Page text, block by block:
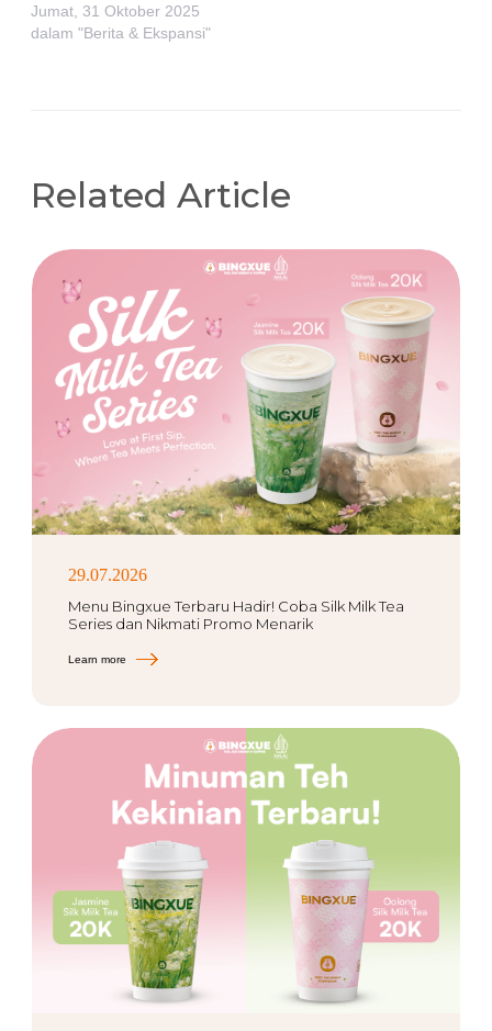
Jumat, 31 Oktober 2025
dalam "Berita & Ekspansi"
Related Article
29.07.2026
Menu Bingxue Terbaru Hadir! Coba Silk Milk Tea
Series dan Nikmati Promo Menarik
Learn more